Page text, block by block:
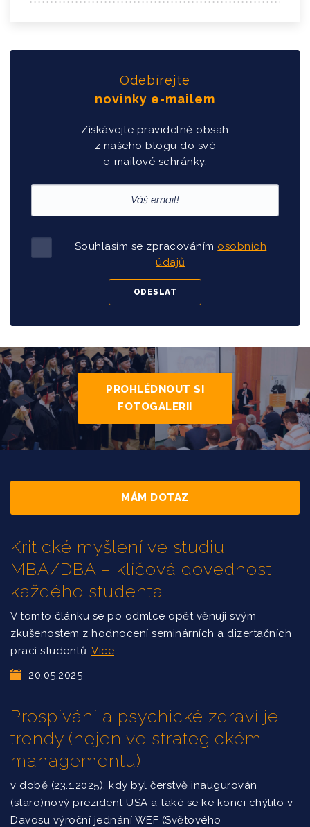
Odebírejte
novinky e-mailem
Získávejte pravidelně obsah
z našeho blogu do své
e-mailové schránky.
Souhlasím se zpracováním osobních
údajů
PROHLÉDNOUT SI
FOTOGALERII
MÁM DOTAZ
Kritické myšlení ve studiu
MBA/DBA – klíčová dovednost
každého studenta
V tomto článku se po odmlce opět věnuji svým
zkušenostem z hodnocení seminárních a dizertačních
prací studentů. Více
20.05.2025
Prospívání a psychické zdraví je
trendy (nejen ve strategickém
managementu)
v době (23.1.2025), kdy byl čerstvě inaugurován
(staro)nový prezident USA a také se ke konci chýlilo v
Davosu výroční jednání WEF (Světového